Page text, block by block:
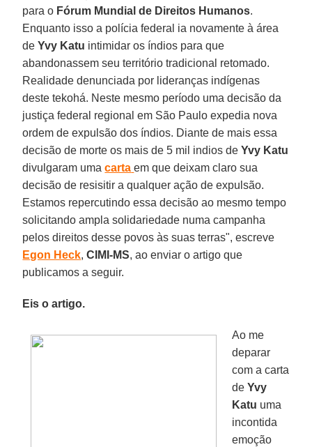
para o Fórum Mundial de Direitos Humanos.
Enquanto isso a polícia federal ia novamente à área
deYvy Katu intimidar os índios para que
abandonassem seu território tradicional retomado.
Realidade denunciada por lideranças indígenas
deste tekohá. Neste mesmo período uma decisão da
justiça federal regional em São Paulo expedia nova
ordem de expulsão dos índios. Diante de mais essa
decisão de morte os mais de 5 mil indios deYvy Katu
divulgaram umacarta em que deixam claro sua
decisão de resisitir a qualquer ação de expulsão.
Estamos repercutindo essa decisão ao mesmo tempo
solicitando ampla solidariedade numa campanha
pelos direitos desse povos às suas terras", escreve
Egon Heck,CIMI-MS, ao enviar o artigo que
publicamos a seguir.
Eis o artigo.
Ao me
deparar
com a carta
deYvy
Katu uma
incontida
emoção